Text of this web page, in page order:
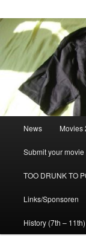
News Movies
Submit your movie
TOO DRUNK TO
Links/Sponsoren
History (7th – 11th)